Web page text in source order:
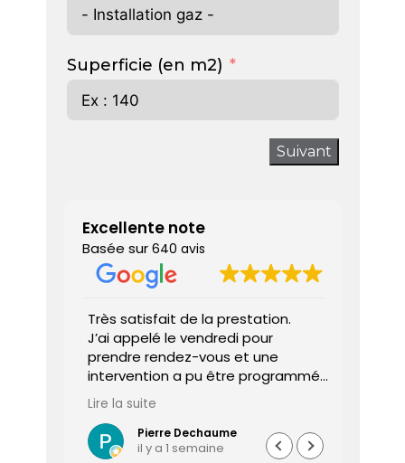
Superficie (en m2)
Suivant
Excellente note
Basée sur 640 avis
Très satisfait de la prestation.
J’ai appelé le vendredi pour
prendre rendez-vous et une
intervention a pu être programmée
dès le lundi matin.
Le diagnostiqueur est arrivé à
l’heure, a été très professionnel,
efficace et a pris le temps de
Lire la suite
Pierre Dechaume
il y a 1 semaine